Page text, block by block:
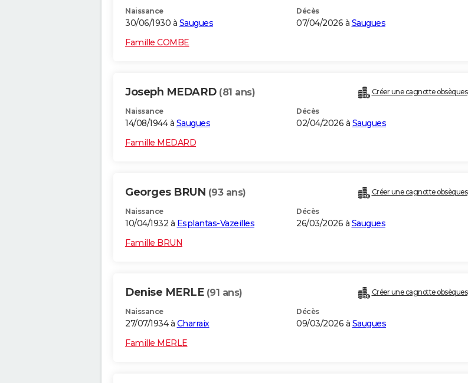
Naissance
30/06/1930 à Saugues
Décès
07/04/2026 à Saugues
Famille COMBE
Joseph MEDARD (81 ans) Créer une cagnotte obsèques
Naissance
14/08/1944 à Saugues
Décès
02/04/2026 à Saugues
Famille MEDARD
Georges BRUN (93 ans) Créer une cagnotte obsèques
Naissance
10/04/1932 à Esplantas-Vazeilles
Décès
26/03/2026 à Saugues
Famille BRUN
Denise MERLE (91 ans) Créer une cagnotte obsèques
Naissance
27/07/1934 à Charraix
Décès
09/03/2026 à Saugues
Famille MERLE